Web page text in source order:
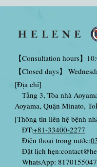
【Consultation hours】
【Closed days】
[Địa chỉ]
Tầng 3, Tòa nhà
Aoyama, Quận Minato,
[Thông tin liên hệ bệnh
ĐT:+81-33400-2277
Điện thoại trong nước:
Đặt lịch hẹn:
WhatsApp: